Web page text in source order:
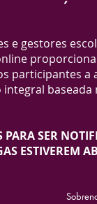
e gestores
participantes a
baseada
PARA SER
ESTIVEREM